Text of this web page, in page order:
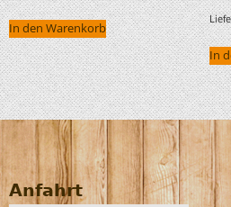
In den Warenkorb
In
Anfahrt